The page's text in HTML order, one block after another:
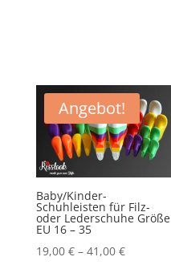
Japan
Anime
MengeAngebot!
Baby/Kinder-
Schuhleisten für Filz-
oder Lederschuhe Größe
EU 16 – 35
19,00 €– 41,00 €